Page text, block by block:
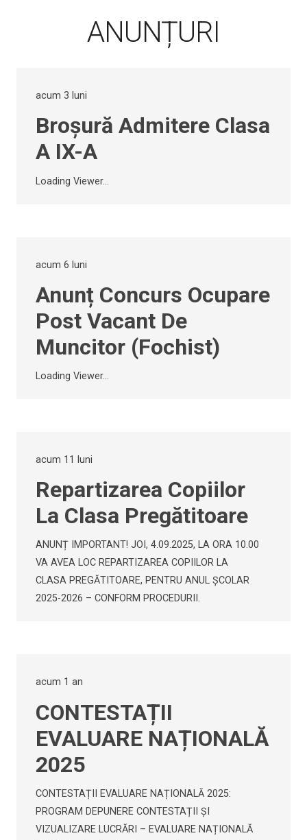
ANUNȚURI
acum 3 luni
Broșură Admitere Clasa
A IX-A
Loading Viewer...
acum 6 luni
Anunț Concurs Ocupare
Post Vacant De
Muncitor (Fochist)
Loading Viewer...
acum 11 luni
Repartizarea Copiilor
La Clasa Pregătitoare
ANUNȚ IMPORTANT! JOI, 4.09.2025, LA ORA 10.00
VA AVEA LOC REPARTIZAREA COPIILOR LA
CLASA PREGĂTITOARE, PENTRU ANUL ȘCOLAR
2025-2026 – CONFORM PROCEDURII.
acum 1 an
CONTESTAȚII
EVALUARE NAȚIONALĂ
2025
CONTESTAȚII EVALUARE NAȚIONALĂ 2025:
PROGRAM DEPUNERE CONTESTAȚII ȘI
VIZUALIZARE LUCRĂRI – EVALUARE NAȚIONALĂ